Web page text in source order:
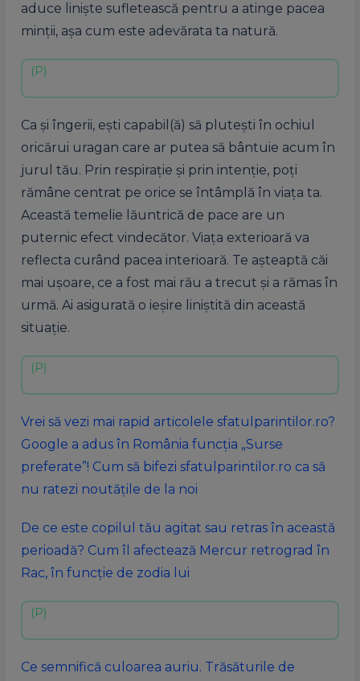
aduce liniște sufletească pentru a atinge pacea
minții, așa cum este adevărata ta natură.
Ca și îngerii, ești capabil(ă) să plutești în ochiul
oricărui uragan care ar putea să bântuie acum în
jurul tău. Prin respirație și prin intenție, poți
rămâne centrat pe orice se întâmplă în viața ta.
Această temelie lăuntrică de pace are un
puternic efect vindecător. Viața exterioară va
reflecta curând pacea interioară. Te așteaptă căi
mai ușoare, ce a fost mai rău a trecut și a rămas în
urmă. Ai asigurată o ieșire liniștită din această
situație.
Vrei să vezi mai rapid articolele sfatulparintilor.ro?
Google a adus în România funcția „Surse
preferate”! Cum să bifezi sfatulparintilor.ro ca să
nu ratezi noutățile de la noi
De ce este copilul tău agitat sau retras în această
perioadă? Cum îl afectează Mercur retrograd în
Rac, în funcție de zodia lui
Ce semnifică culoarea auriu. Trăsăturile de